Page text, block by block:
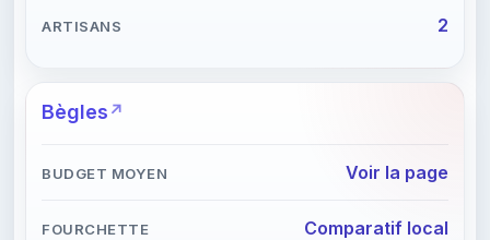
2
Bègles
Voir la page
Comparatif local